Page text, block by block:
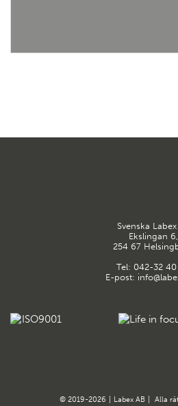
Svenska Labex
Ekslingan 6,
254 67
Tel: 042-32
E-post:
© 2019-2026 Labex AB Alla